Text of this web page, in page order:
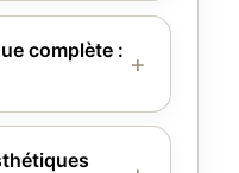
complète :